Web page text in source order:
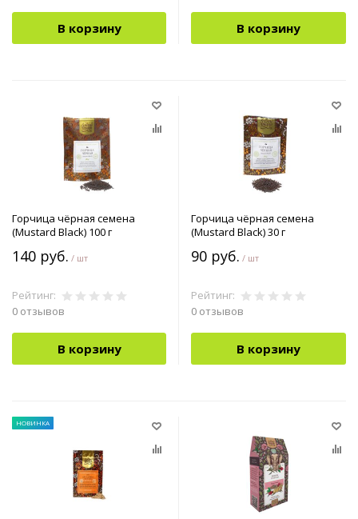
В корзину В корзину
Горчица чёрная семена
(Mustard Black) 100 г
140 руб. / шт
Рейтинг:
0 отзывов
В корзину
Горчица чёрная семена
(Mustard Black) 30 г
90 руб. / шт
Рейтинг:
0 отзывов
В корзину
НОВИНКА